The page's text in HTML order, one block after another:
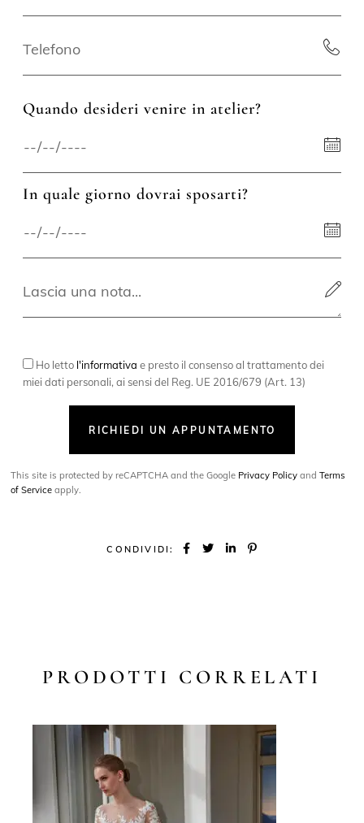
Quando desideri venire in atelier?
In quale giorno dovrai sposarti?
Ho letto l'informativa e presto il consenso al trattamento dei
miei dati personali, ai sensi del Reg. UE 2016/679 (Art. 13)
RICHIEDI UN APPUNTAMENTO
This site is protected by reCAPTCHA and the Google Privacy Policy andTerms
of Service apply.
CONDIVIDI:
PRODOTTI CORRELATI